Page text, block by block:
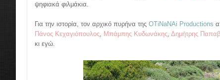
ψηφιακά φιλμάκια.
Για την ιστορία, τον αρχικό πυρήνα της OTiNaNAi Productions
Πάνος Κεχαγιόπουλος, Μπάμπης Κυδωνάκης, Δημήτρης
κι εγώ.